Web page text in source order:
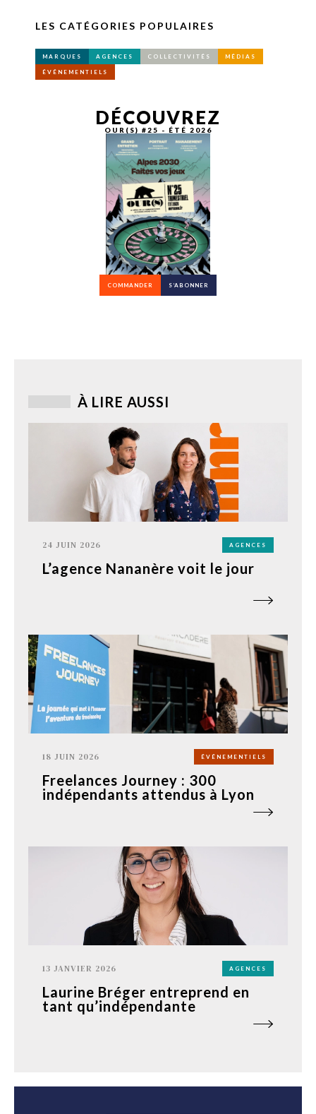
LES CATÉGORIES POPULAIRES
MARQUES AGENCES COLLECTIVITÉS MÉDIAS
ÉVÉNEMENTIELS
DÉCOUVREZ
OUR(S) #25 - ÉTÉ 2026
COMMANDER S’ABONNER
À LIRE AUSSI
24 JUIN 2026 AGENCES
L’agence Nananère voit le jour
18 JUIN 2026 ÉVÉNEMENTIELS
Freelances Journey : 300
indépendants attendus à Lyon
13 JANVIER 2026 AGENCES
Laurine Bréger entreprend en
tant qu’indépendante